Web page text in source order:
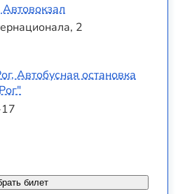
2
Автобусная остановка
билет